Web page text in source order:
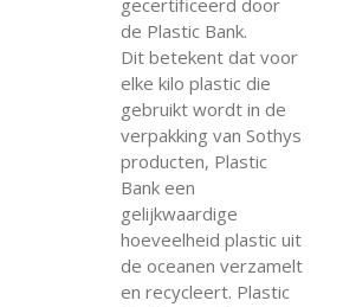
gecertificeerd door
de Plastic Bank.
Dit betekent dat voor
elke kilo plastic die
gebruikt wordt in de
verpakking van Sothys
producten, Plastic
Bank een
gelijkwaardige
hoeveelheid plastic uit
de oceanen verzamelt
en recycleert. Plastic